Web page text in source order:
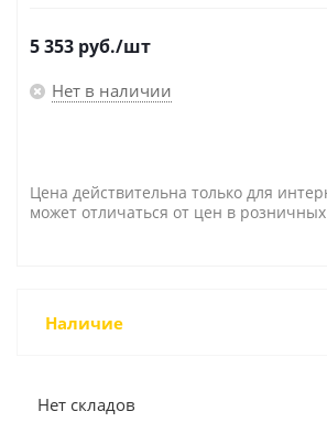
5 353 руб./шт
Нет в наличии
Цена действительна только для
может отличаться от цен в
Наличие
Нет складов